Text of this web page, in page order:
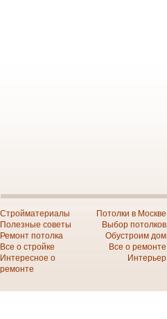
Стройматериалы
Полезные советы
Ремонт потолка
Все о стройке
Интересное о
ремонте
Потолки в Москве
Выбор потолков
Обустроим дом
Все о ремонте
Интерьер